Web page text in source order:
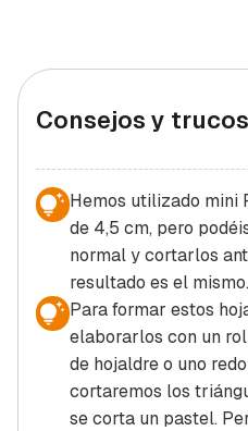
Consejos y trucos
Hemos utilizado mini
de 4,5 cm, pero
normal y cortarlos
resultado es el mismo.
Para formar estos
elaborarlos con un
de hojaldre o uno
cortaremos los
se corta un pastel.